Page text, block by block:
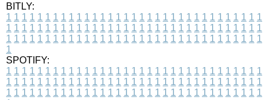
BITLY:
1 1 1 1 1 1 1 1 1 1 1 1 1 1 1 1 1 1 1 1 1 1 1 1 1 1 1 1 1 1 1 1 1
1 1 1 1 1 1 1 1 1 1 1 1 1 1 1 1 1 1 1 1 1 1 1 1 1 1 1 1 1 1 1 1 1
1 1 1 1 1 1 1 1 1 1 1 1 1 1 1 1 1 1 1 1 1 1 1 1 1 1 1 1 1 1 1 1 1
1
SPOTIFY:
1 1 1 1 1 1 1 1 1 1 1 1 1 1 1 1 1 1 1 1 1 1 1 1 1 1 1 1 1 1 1 1 1
1 1 1 1 1 1 1 1 1 1 1 1 1 1 1 1 1 1 1 1 1 1 1 1 1 1 1 1 1 1 1 1 1
1 1 1 1 1 1 1 1 1 1 1 1 1 1 1 1 1 1 1 1 1 1 1 1 1 1 1 1 1 1 1 1 1